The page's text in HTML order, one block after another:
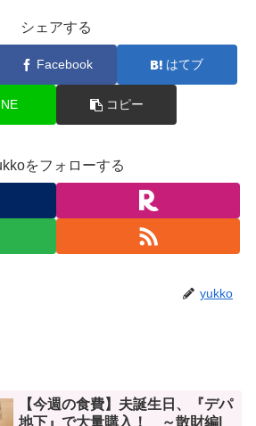
シェアする
Facebook はてブ
コピー
をフォローする
yukko
【今週の食費】夫誕生日、『デパ
地下』で大量購入！ ～散財編|